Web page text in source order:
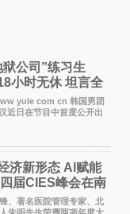
公司”练习生
小时无休 坦言全
com cn 韩国男团
近日在节目中首度公开出
，并提及经纪公司Pledis
。 在8月2日播出的日本
济新形态 Al赋能
届CIES峰会在南
著名医院管理专家、北
朱明先生荣膺两项年度大